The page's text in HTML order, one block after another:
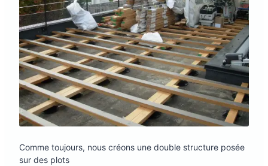
Comme toujours, nous créons une double structure posée
sur des plots